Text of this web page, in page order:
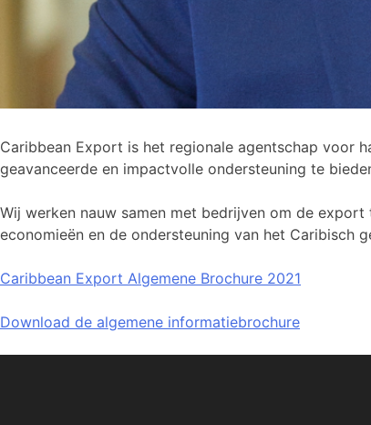
Caribbean Export is het regionale agentschap voor
geavanceerde en impactvolle ondersteuning te
Wij werken nauw samen met bedrijven om de
economieën en de ondersteuning van het Caribisch
Caribbean Export Algemene Brochure 2021
Download de algemene informatiebrochure